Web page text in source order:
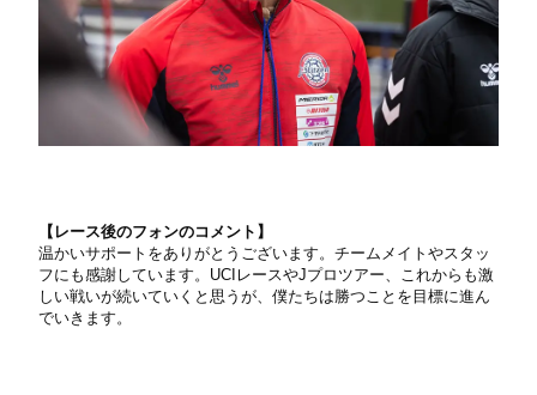
【レース後のフォンのコメント】
温かいサポートをありがとうございます。チームメイトやスタッ
フにも感謝しています。UCIレースやJプロツアー、これからも激
しい戦いが続いていくと思うが、僕たちは勝つことを目標に進ん
でいきます。